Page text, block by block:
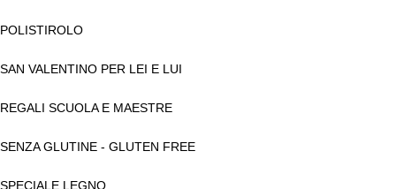
POLISTIROLO
SAN VALENTINO PER LEI E LUI
REGALI SCUOLA E MAESTRE
SENZA GLUTINE - GLUTEN FREE
SPECIALE LEGNO